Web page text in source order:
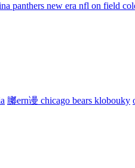
panthers new era nfl on field
膷ern谩 chicago bears klobouky